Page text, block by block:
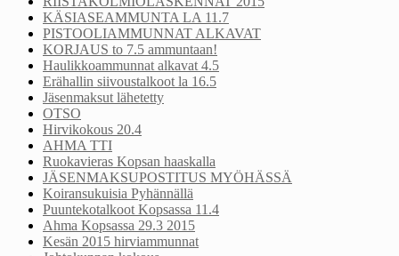
KÄSIASEAMMUNTA LA 11.7
PISTOOLIAMMUNNAT ALKAVAT
KORJAUS to 7.5 ammuntaan!
Haulikkoammunnat alkavat 4.5
Erähallin siivoustalkoot la 16.5
Jäsenmaksut lähetetty
OTSO
Hirvikokous 20.4
AHMA TTI
Ruokavieras Kopsan haaskalla
JÄSENMAKSUPOSTITUS MYÖHÄSSÄ
Koiransukuisia Pyhännällä
Puuntekotalkoot Kopsassa 11.4
Ahma Kopsassa 29.3 2015
Kesän 2015 hirviammunnat